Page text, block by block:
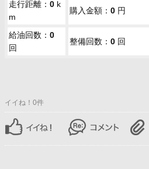
走行距離： 0 k
m
購入金額： 0 円
給油回数： 0
回
整備回数： 0 回
イイね！0件